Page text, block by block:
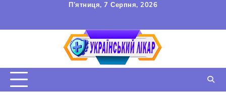
вмісту
П’ятниця, 7 Серпня, 2026
КОРИСТУВАЧА